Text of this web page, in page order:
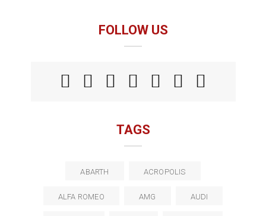
FOLLOW US
TAGS
ABARTH ACROPOLIS
ALFA ROMEO AMG AUDI